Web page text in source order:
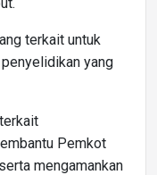
terkait untuk
yang
Pemkot
mengamankan